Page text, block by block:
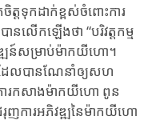
តទុកដាក់​ខ្ពស់​ចំពោះ​ការ​
ើកឡើងថា​ “បរិវត្តកម្ម​
ន៍​សម្រាប់​ម៉ាកយីហោ។​
ែល​បាន​ណែនាំឲ្យ​សហ
ការកសាងម៉ាកយីហោ ​ពូន
ញ​ការអភិវឌ្ឍ​នៃម៉ាកយីហោ